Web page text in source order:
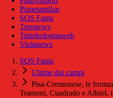
Pianetamilan
SOS Fanta
Toronews
Tuttobolognaweb
Violanews
SOS Fanta
Ultime dai campi
Pisa-Cremonese, le
Tramoni, Cuadrado e Albiol,